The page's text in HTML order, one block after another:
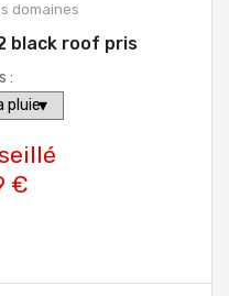
domaines
black roof pris
:
€